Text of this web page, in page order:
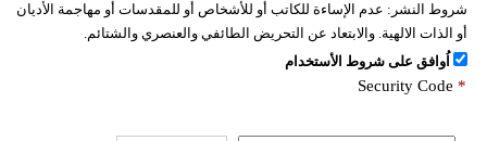
شروط النشر: عدم الإساءة للكاتب أو للأشخاص أو للمقدسات أو مهاجمة الأديان
أو الذات الالهية. والابتعاد عن التحريض الطائفي والعنصري والشتائم.
اُوافق على شروط الأستخدام
Security Code *